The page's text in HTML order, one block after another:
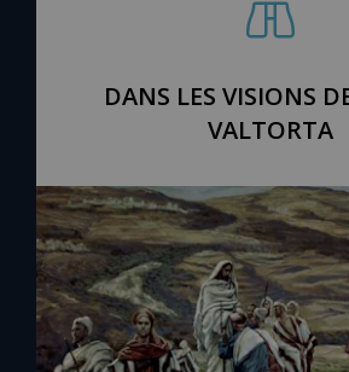
DANS LES VISIONS
VALTORTA